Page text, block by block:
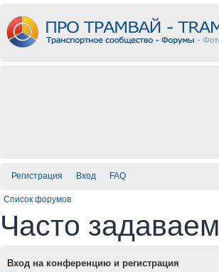
Регистрация Вход FAQ
Список форумов
Часто
Вход на конференцию и регистрация